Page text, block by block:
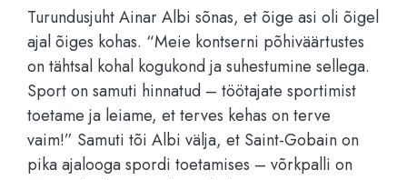
Turundusjuht Ainar Albi sõnas, et õige asi oli õigel
ajal õiges kohas. “Meie kontserni põhiväärtustes
on tähtsal kohal kogukond ja suhestumine sellega.
Sport onsamuti hinnatud – töötajate sportimist
toetame ja leiame, et terves kehas on terve
vaim!” Samuti tõi Albi välja, et Saint-Gobain on
pika ajalooga spordi toetamises – võrkpalli on